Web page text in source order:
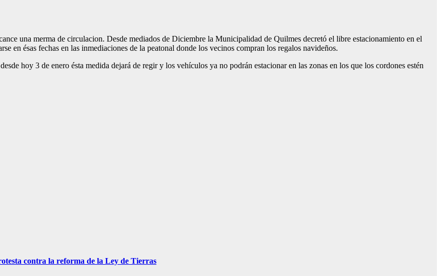
una merma de circulacion. Desde mediados de Diciembre la Municipalidad de Quilmes decretó el libre estacionamiento en el
en ésas fechas en las inmediaciones de la peatonal donde los vecinos compran los regalos navideños.
hoy 3 de enero ésta medida dejará de regir y los vehículos ya no podrán estacionar en las zonas en los que los cordones estén
contra la reforma de la Ley de Tierras